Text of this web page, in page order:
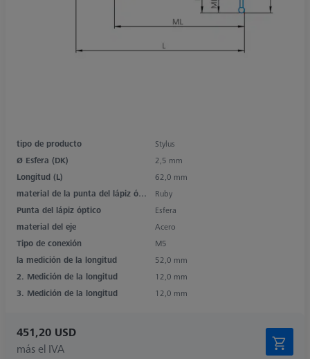
tipo de producto
Stylus
Ø Esfera (DK)
2,5 mm
Longitud (L)
62,0 mm
material de la punta del lápiz óptico
Ruby
Punta del lápiz óptico
Esfera
material del eje
Acero
Tipo de conexión
M5
la medición de la longitud
52,0 mm
2. Medición de la longitud
12,0 mm
3. Medición de la longitud
12,0 mm
451,20 USD
más el IVA